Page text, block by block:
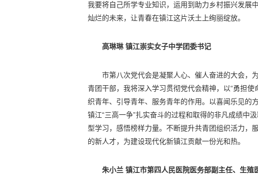
我要将自己所学专业知识，运用到助力乡村振兴发展
灿烂的未来，让青春在镇江这片沃土上绚丽绽放。
高琳琳 镇江崇实女子中学团委书记
市第八次党代会是凝聚人心、催人奋进的大会，
青团干部，我将深入学习贯彻党代会精神，以“勇担
织青年、引导青年、服务青年的作用。以喜闻乐见的
镇江“三高一争”扎实奋斗的过程和取得的非凡成绩中
型学习，感悟榜样力量。不断提升共青团组织活力，
的新人才，为建设现代化新镇江贡献一份光和热。
朱小兰 镇江市第四人民医院医务部副主任、生殖